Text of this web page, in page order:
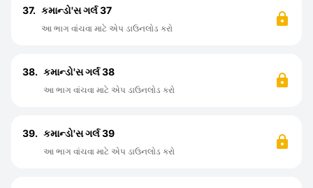
37. કમાન્ડો'સ ગર્લ 37
આ ભાગ વાંચવા માટે એપ ડાઉનલોડ કરો
38. કમાન્ડો'સ ગર્લ 38
આ ભાગ વાંચવા માટે એપ ડાઉનલોડ કરો
39. કમાન્ડો'સ ગર્લ 39
આ ભાગ વાંચવા માટે એપ ડાઉનલોડ કરો